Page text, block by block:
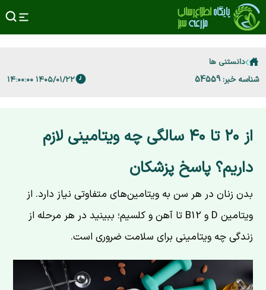
دانستنی ها
شناسه خبر: 54559 ۱۴۰۵/۰۱/۲۲ ۱۴:۰۰:۰۰
از ۲۰ تا ۴۰ سالگی چه ویتامینی لازم
داریم؟ پاسخ پزشکان
بدن زنان در هر سن به ویتامین‌های متفاوتی نیاز دارد. از
ویتامین D و B12 تا آهن و کلسیم؛ ببینید در هر مرحله از
زندگی چه ویتامینی برای سلامت ضروری است.